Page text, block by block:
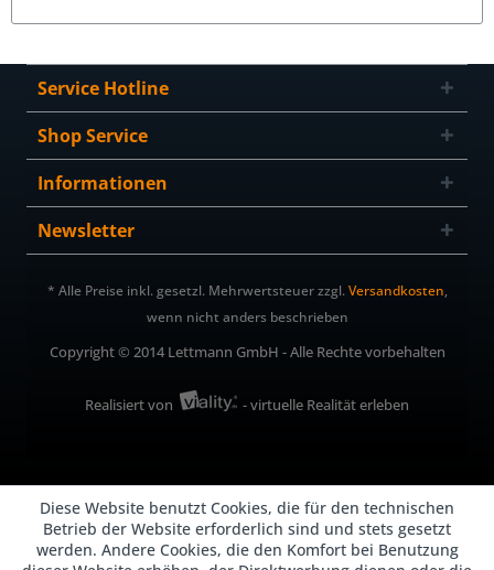
Service Hotline
Shop Service
Informationen
Newsletter
* Alle Preise inkl. gesetzl. Mehrwertsteuer zzgl.Versandkosten,
wenn nicht anders beschrieben
Copyright © 2014 Lettmann GmbH - Alle Rechte vorbehalten
Realisiert von - virtuelle Realität erleben
Diese Website benutzt Cookies, die für den technischen
Betrieb der Website erforderlich sind und stets gesetzt
werden. Andere Cookies, die den Komfort bei Benutzung